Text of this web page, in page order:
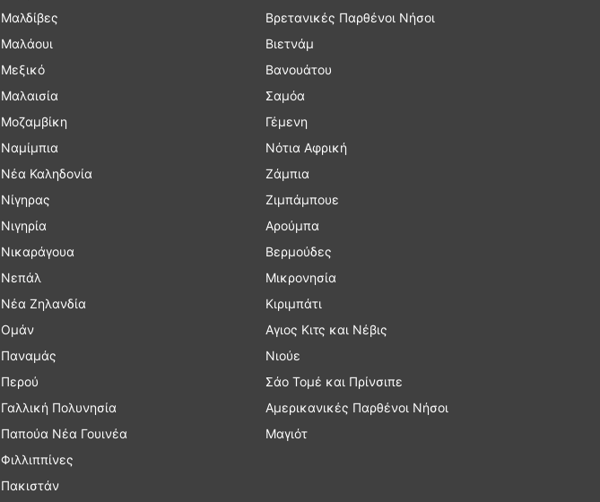
Μαλδίβες
Μαλάουι
Μεξικό
Μαλαισία
Μοζαμβίκη
Ναμίμπια
Νέα Καληδονία
Νίγηρας
Νιγηρία
Νικαράγουα
Νεπάλ
Νέα Ζηλανδία
Ομάν
Παναμάς
Περού
Γαλλική Πολυνησία
Παπούα Νέα Γουινέα
Φιλλιππίνες
Πακιστάν
Βρετανικές Παρθένοι Νήσοι
Βιετνάμ
Βανουάτου
Σαμόα
Γέμενη
Νότια Αφρική
Ζάμπια
Ζιμπάμπουε
Αρούμπα
Βερμούδες
Μικρονησία
Κιριμπάτι
Αγιος Κιτς και Νέβις
Νιούε
Σάο Τομέ και Πρίνσιπε
Αμερικανικές Παρθένοι Νήσοι
Μαγιότ